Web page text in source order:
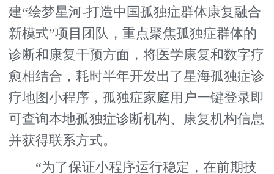
建“绘梦星河-打造中国孤独症群体康复融合
新模式”项目团队，重点聚焦孤独症群体的
诊断和康复干预方面，将医学康复和数字疗
愈相结合，耗时半年开发出了星海孤独症诊
疗地图小程序，孤独症家庭用户一键登录即
可查询本地孤独症诊断机构、康复机构信息
并获得联系方式。
“为了保证小程序运行稳定，在前期技